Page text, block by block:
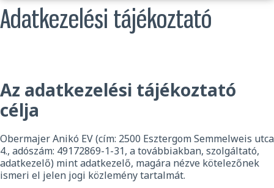
Adatkezelési tájékoztató
Az adatkezelési tájékoztató
célja
Obermajer Anikó EV (cím: 2500 Esztergom Semmelweis utca
4., adószám: 49172869-1-31, a továbbiakban, szolgáltató,
adatkezelő) mint adatkezelő, magára nézve kötelezőnek
ismeri el jelen jogi közlemény tartalmát.